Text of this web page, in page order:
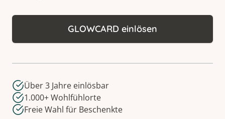
GLOWCARD einlösen
Über 3 Jahre einlösbar
1.000+ Wohlfühlorte
Freie Wahl für Beschenkte